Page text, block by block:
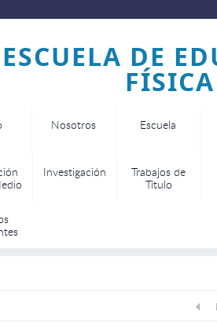
ESCUELA DE
FÍSICA
Nosotros Escuela
Investigación
Trabajos de
Título